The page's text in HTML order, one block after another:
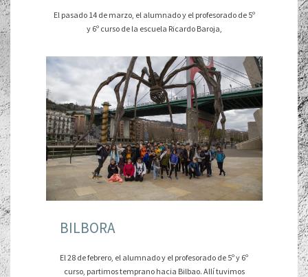
El pasado 14 de marzo, el alumnado y el profesorado de 5º
y 6º curso de la escuela Ricardo Baroja,
BILBORA
El 28 de febrero, el alumnado y el profesorado de 5º y 6º
curso, partimos temprano hacia Bilbao. Allí tuvimos